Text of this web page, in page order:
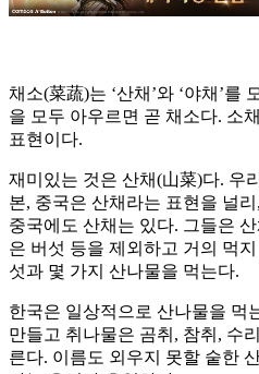
채소(菜蔬)는 ‘산채’와 ‘야채’를
을 모두 아우르면 곧 채소다. 소
표현이다.
재미있는 것은 산채(山菜)다. 우
본, 중국은 산채라는 표현을 널
중국에도 산채는 있다. 그들은
은 버섯 등을 제외하고 거의 먹
섯과 몇 가지 산나물을 먹는다.
한국은 일상적으로 산나물을 먹
만들고 취나물은 곰취, 참취, 수
른다. 이름도 외우지 못할 숱한